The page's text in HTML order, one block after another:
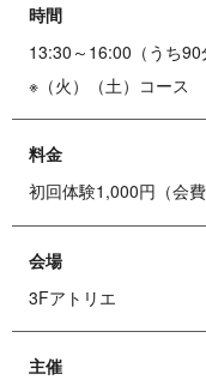
時間
13:30～16:00（うち90
※（火）（土）コース
料金
初回体験1,000円（会
会場
3Fアトリエ
主催